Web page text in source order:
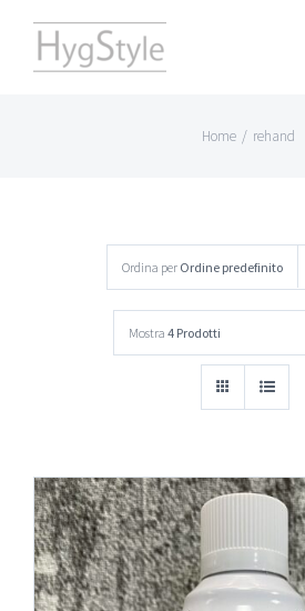
Salta
Home / rehand
Ordina per Ordine predefinito
Mostra 4 Prodotti